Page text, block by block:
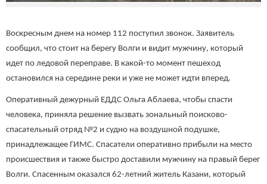
Воскресным днем на номер 112 поступил звонок. Заявитель
сообщил, что стоит на берегу Волги и видит мужчину, который
идет по ледовой переправе. В какой-то момент пешеход
остановился на середине реки и уже не может идти вперед.
Оперативный дежурный ЕДДС Ольга Аблаева, чтобы спасти
человека, приняла решение вызвать зональный поисково-
спасательный отряд №2 и судно на воздушной подушке,
принадлежащее ГИМС. Спасатели оперативно прибыли на место
происшествия и также быстро доставили мужчину на правый берег
Волги. Спасенным оказался 62-летний житель Казани, который